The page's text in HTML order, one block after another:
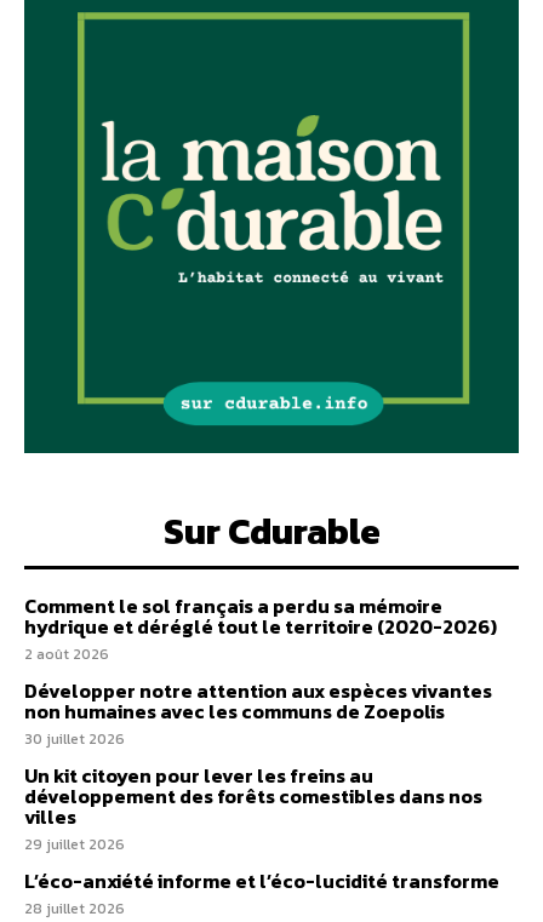
Sur Cdurable
Comment le sol français a perdu sa mémoire
hydrique et déréglé tout le territoire (2020-2026)
2 août 2026
Développer notre attention aux espèces vivantes
non humaines avec les communs de Zoepolis
30 juillet 2026
Un kit citoyen pour lever les freins au
développement des forêts comestibles dans nos
villes
29 juillet 2026
L’éco-anxiété informe et l’éco-lucidité transforme
28 juillet 2026